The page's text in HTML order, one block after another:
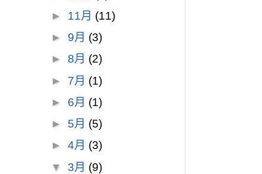
► 11月 (11)
► 9月 (3)
► 8月 (2)
► 7月 (1)
► 6月 (1)
► 5月 (5)
► 4月 (3)
▼ 3月 (9)